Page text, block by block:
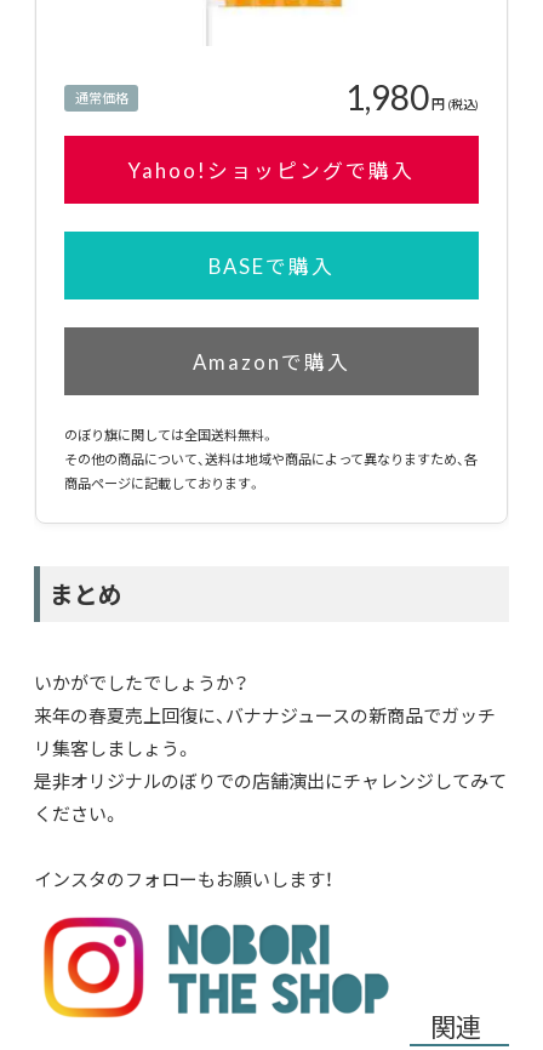
通常価格 1,980円 (税込)
Yahoo!ショッピングで購入
BASEで購入
Amazonで購入
のぼり旗に関しては全国送料無料。
その他の商品について、送料は地域や商品によって異なりますため、各
商品ページに記載しております。
まとめ
いかがでしたでしょうか？
来年の春夏売上回復に、バナナジュースの新商品でガッチ
リ集客しましょう。
是非オリジナルのぼりでの店舗演出にチャレンジしてみて
ください。
インスタのフォローもお願いします！
関連